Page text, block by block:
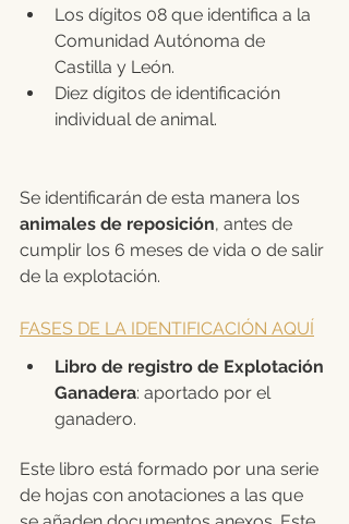
Los dígitos 08 que identifica a la
Comunidad Autónoma de
Castilla y León.
Diez dígitos de identificación
individual de animal.
Se identificarán de esta manera los
animales de reposición, antes de
cumplir los 6 meses de vida o de salir
de la explotación.
FASES DE LA IDENTIFICACIÓN AQUÍ
Libro de registro de Explotación
Ganadera: aportado por el
ganadero.
Este libro está formado por una serie
de hojas con anotaciones a las que